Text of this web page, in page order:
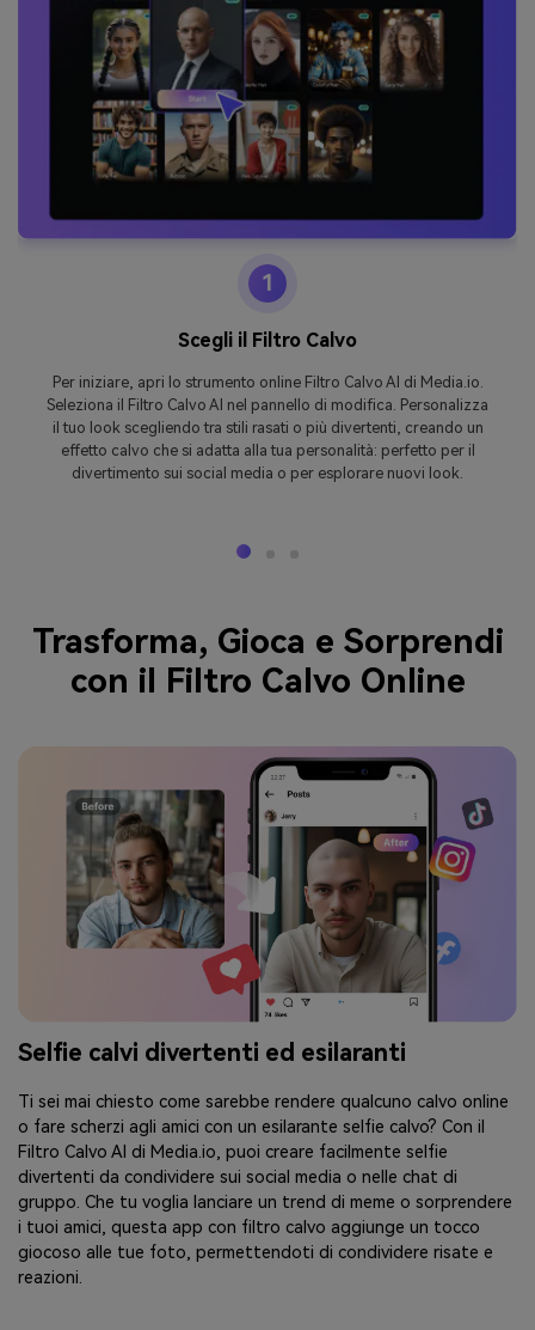
1
Scegli il Filtro Calvo
Per iniziare, apri lo strumento online Filtro Calvo AI di Media.io.
Seleziona il Filtro Calvo AI nel pannello di modifica. Personalizza
il tuo look scegliendo tra stili rasati o più divertenti, creando un
effetto calvo che si adatta alla tua personalità: perfetto per il
divertimento sui social media o per esplorare nuovi look.
Trasforma, Gioca e Sorprendi
con il Filtro Calvo Online
Selfie calvi divertenti ed esilaranti
Ti sei mai chiesto come sarebbe rendere qualcuno calvo online
o fare scherzi agli amici con un esilarante selfie calvo? Con il
Filtro Calvo AI di Media.io, puoi creare facilmente selfie
divertenti da condividere sui social media o nelle chat di
gruppo. Che tu voglia lanciare un trend di meme o sorprendere
i tuoi amici, questa app con filtro calvo aggiunge un tocco
giocoso alle tue foto, permettendoti di condividere risate e
reazioni.